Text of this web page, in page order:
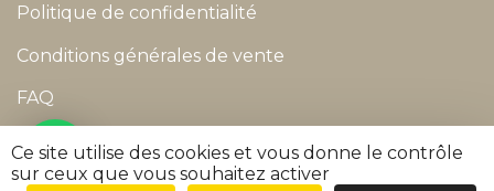
Politique de confidentialité
Conditions générales de vente
FAQ
Suivre ma commande
© 2026 Maison Kïnz
Ce site utilise des cookies et vous donne le contrôle
sur ceux que vous souhaitez activer